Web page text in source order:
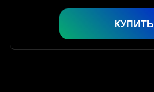
КУПИТЬ